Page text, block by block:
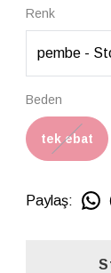
Renk
Beden
tek ebat
Paylaş: